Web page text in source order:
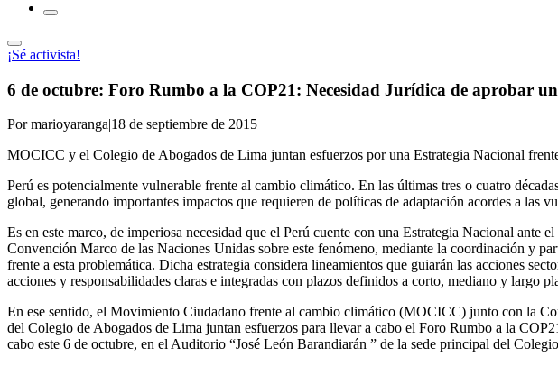
¡Sé activista!
6 de octubre: Foro Rumbo a la COP21: Necesidad Jurídica de aprobar
Por marioyaranga|18 de septiembre de 2015
MOCICC y el Colegio de Abogados de Lima juntan esfuerzos por una Estrategia Nacional
Perú es potencialmente vulnerable frente al cambio climático. En las últimas tres o cuatro
global, generando importantes impactos que requieren de políticas de adaptación acordes a las
Es en este marco, de imperiosa necesidad que el Perú cuente con una Estrategia Nacional
Convención Marco de las Naciones Unidas sobre este fenómeno, mediante la coordinación y
frente a esta problemática. Dicha estrategia considera lineamientos que guiarán las acciones
acciones y responsabilidades claras e integradas con plazos definidos a corto, mediano y largo
En ese sentido, el Movimiento Ciudadano frente al cambio climático (MOCICC) junto con la
del Colegio de Abogados de Lima juntan esfuerzos para llevar a cabo el Foro Rumbo a la
cabo este 6 de octubre, en el Auditorio “José León Barandiarán ” de la sede principal del